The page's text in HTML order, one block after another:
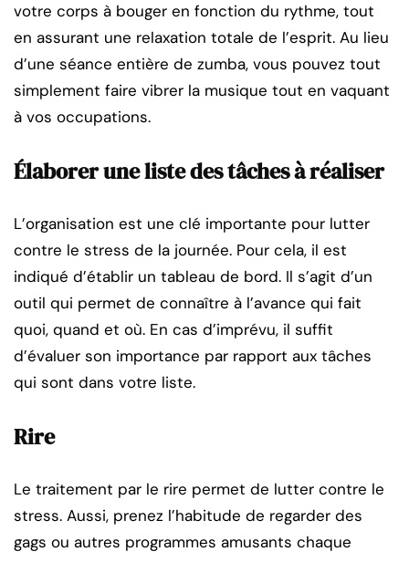
votre corps à bouger en fonction du rythme, tout
en assurant une relaxation totale de l’esprit. Au lieu
d’une séance entière de zumba, vous pouvez tout
simplement faire vibrer la musique tout en vaquant
à vos occupations.
Élaborer une liste des tâches à réaliser
L’organisation est une clé importante pour lutter
contre le stress de la journée. Pour cela, il est
indiqué d’établir un tableau de bord. Il s’agit d’un
outil qui permet de connaître à l’avance qui fait
quoi, quand et où. En cas d’imprévu, il suffit
d’évaluer son importance par rapport aux tâches
qui sont dans votre liste.
Rire
Le traitement par le rire permet de lutter contre le
stress. Aussi, prenez l’habitude de regarder des
gags ou autres programmes amusants chaque